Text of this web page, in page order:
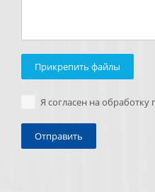
Прикрепить файлы
Я согласен на